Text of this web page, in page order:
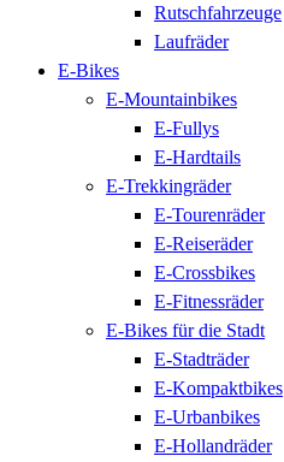
Rutschfahrzeuge
Laufräder
E-Bikes
E-Mountainbikes
E-Fullys
E-Hardtails
E-Trekkingräder
E-Tourenräder
E-Reiseräder
E-Crossbikes
E-Fitnessräder
E-Bikes für die Stadt
E-Stadträder
E-Kompaktbikes
E-Urbanbikes
E-Hollandräder